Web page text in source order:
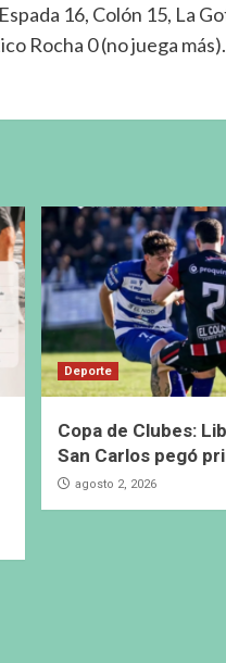
16, Colón 15, La
Rocha 0 (no juega más).
Deporte
Copa de Clubes:
San Carlos pegó
agosto 2, 2026